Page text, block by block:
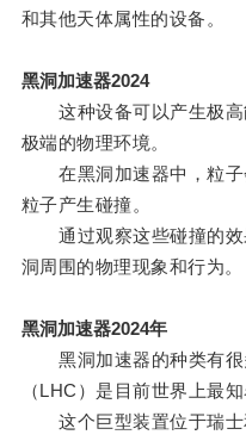
和其他天体属性的设备。
黑洞加速器2024
这种设备可以产生极高
极端的物理环境。
在黑洞加速器中，粒子
粒子产生碰撞。
通过观察这些碰撞的效
洞周围的物理现象和行为。
黑洞加速器2024年
黑洞加速器的种类有很
（LHC）是目前世界上最
这个巨型装置位于瑞士